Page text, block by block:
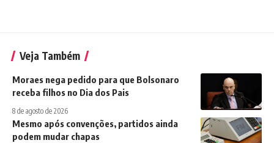
Veja Também
Moraes nega pedido para que Bolsonaro
receba filhos no Dia dos Pais
8 de agosto de 2026
Mesmo após convenções, partidos ainda
podem mudar chapas